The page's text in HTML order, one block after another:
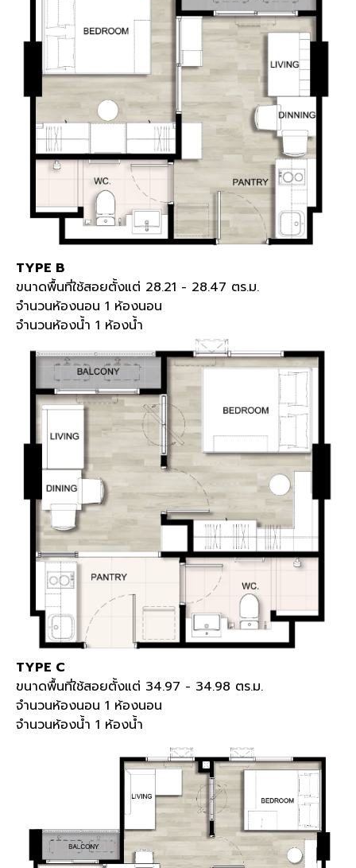
TYPE B
ขนาดพื้นที่ใช้สอยตั้งแต่ 28.21 - 28.47 ตร.ม.
จำนวนห้องนอน 1 ห้องนอน
จำนวนห้องน้ำ 1 ห้องน้ำ
TYPE C
ขนาดพื้นที่ใช้สอยตั้งแต่ 34.97 - 34.98 ตร.ม.
จำนวนห้องนอน 1 ห้องนอน
จำนวนห้องน้ำ 1 ห้องน้ำ